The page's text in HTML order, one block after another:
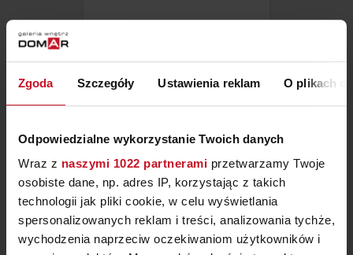
Zgoda Szczegóły Ustawienia reklam O plikach
Odpowiedzialne wykorzystanie Twoich danych
Wraz z naszymi 1022 partnerami przetwarzamy Twoje
osobiste dane, np. adres IP, korzystając z takich
technologii jak pliki cookie, w celu wyświetlania
spersonalizowanych reklam i treści, analizowania tychże,
wychodzenia naprzeciw oczekiwaniom użytkowników i